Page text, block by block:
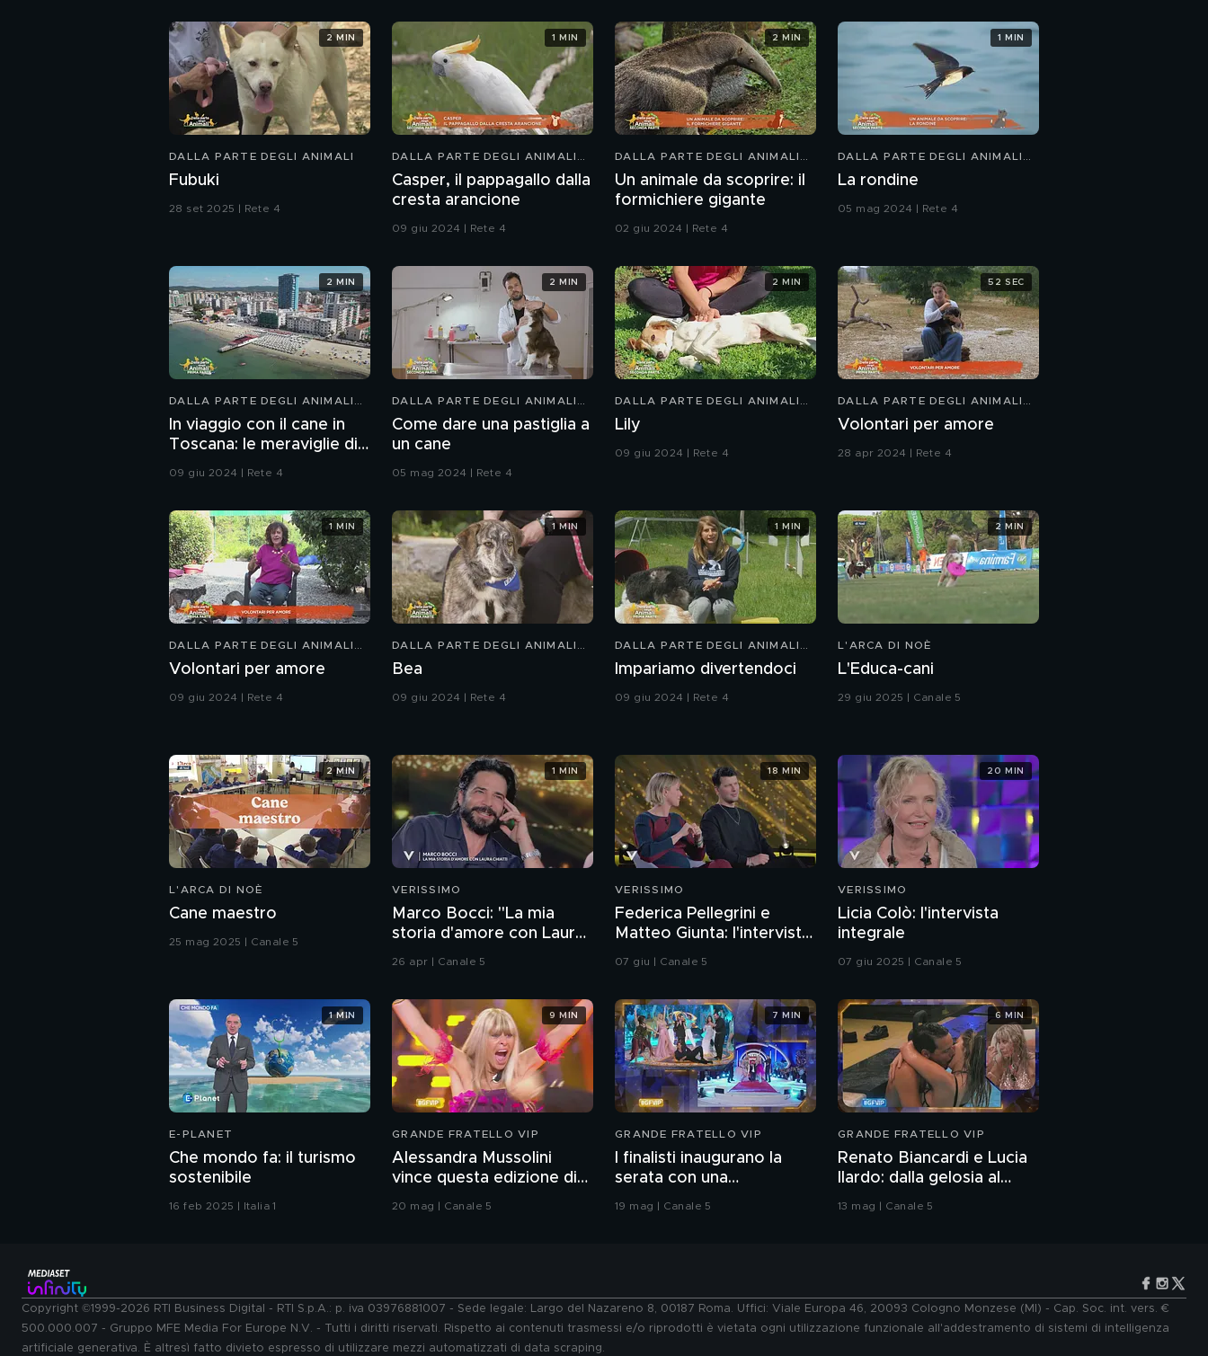
Malaga
La storia del capriolo
Filippo
Bill
DALLA PARTE DEGLI ANIMALI
Fubuki
28 set 2025 | Rete 4
2 MIN
DALLA PARTE DEGLI ANIMALI
Casper, il pappagallo dalla
cresta arancione
09 giu 2024 | Rete 4
1 MIN
DALLA PARTE DEGLI ANIMALI
Un animale da scoprire: il
formichiere gigante
02 giu 2024 | Rete 4
2 MIN
DALLA PARTE DEGLI ANIMALI
La rondine
05 mag 2024 | Rete 4
1 MIN
DALLA PARTE DEGLI ANIMALI
In viaggio con il cane in
Toscana: le meraviglie di
09 giu 2024 | Rete 4
2 MIN
DALLA PARTE DEGLI ANIMALI
Come dare una pastiglia a
un cane
05 mag 2024 | Rete 4
2 MIN
DALLA PARTE DEGLI ANIMALI
Lily
09 giu 2024 | Rete 4
2 MIN
DALLA PARTE DEGLI ANIMALI
Volontari per amore
28 apr 2024 | Rete 4
52 SEC
DALLA PARTE DEGLI ANIMALI
Volontari per amore
09 giu 2024 | Rete 4
1 MIN
DALLA PARTE DEGLI ANIMALI
Bea
09 giu 2024 | Rete 4
1 MIN
DALLA PARTE DEGLI ANIMALI
Impariamo divertendoci
09 giu 2024 | Rete 4
1 MIN
L'ARCA DI NOÈ
L'Educa-cani
29 giu 2025 | Canale 5
2 MIN
L'ARCA DI NOÈ
Cane maestro
25 mag 2025 | Canale 5
2 MIN
VERISSIMO
Marco Bocci: "La mia
storia d'amore con Laura
Chiatti"
26 apr | Canale 5
1 MIN
VERISSIMO
Federica Pellegrini e
Matteo Giunta: l'intervista
integrale
07 giu | Canale 5
18 MIN
VERISSIMO
Licia Colò: l'intervista
integrale
07 giu 2025 | Canale 5
20 MIN
E-PLANET
Che mondo fa: il turismo
sostenibile
16 feb 2025 | Italia 1
1 MIN
GRANDE FRATELLO VIP
Alessandra Mussolini
vince questa edizione di
Grande Fratello VIP
20 mag | Canale 5
9 MIN
GRANDE FRATELLO VIP
I finalisti inaugurano la
serata con una
coreografia
19 mag | Canale 5
7 MIN
GRANDE FRATELLO VIP
Renato Biancardi e Lucia
Ilardo: dalla gelosia al
13 mag | Canale 5
6 MIN
Copyright ©1999-2026 RTI Business Digital - RTI S.p.A.: p. iva 03976881007 - Sede legale: Largo del Nazareno 8, 00187 Roma. Uffici: Viale Europa 46, 20093 Cologno Monzese (MI) - Cap. Soc. int. vers. €
500.000.007 - Gruppo MFE Media For Europe N.V. - Tutti i diritti riservati. Rispetto ai contenuti trasmessi e/o riprodotti è vietata ogni utilizzazione funzionale all'addestramento di sistemi di intelligenza
artificiale generativa. È altresì fatto divieto espresso di utilizzare mezzi automatizzati di data scraping.